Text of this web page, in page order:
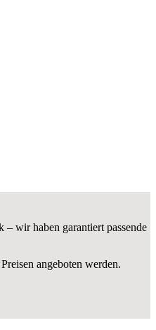
– wir haben garantiert passende
angeboten werden.